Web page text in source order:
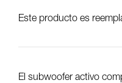
Este producto es
El subwoofer activo